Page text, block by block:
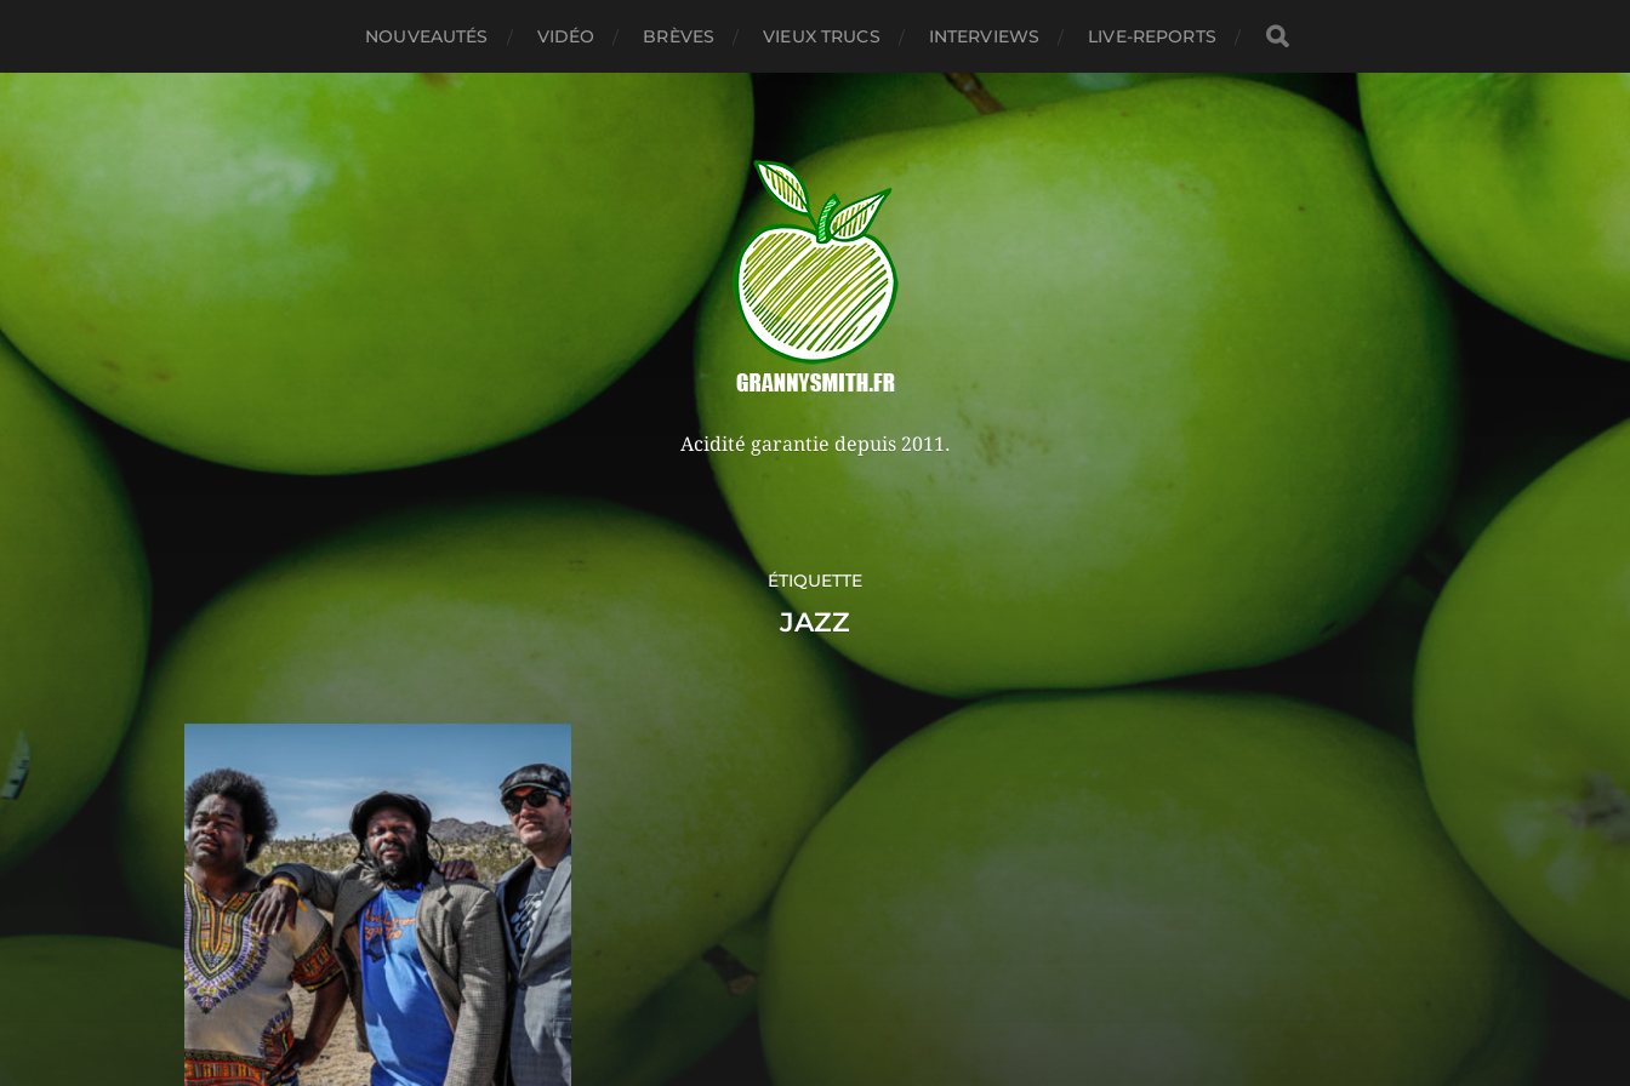
NOUVEAUTÉS VIDÉO BRÈVES VIEUX TRUCS INTERVIEWS LIVE-REPORTS
Acidité garantie depuis 2011.
ÉTIQUETTE
JAZZ